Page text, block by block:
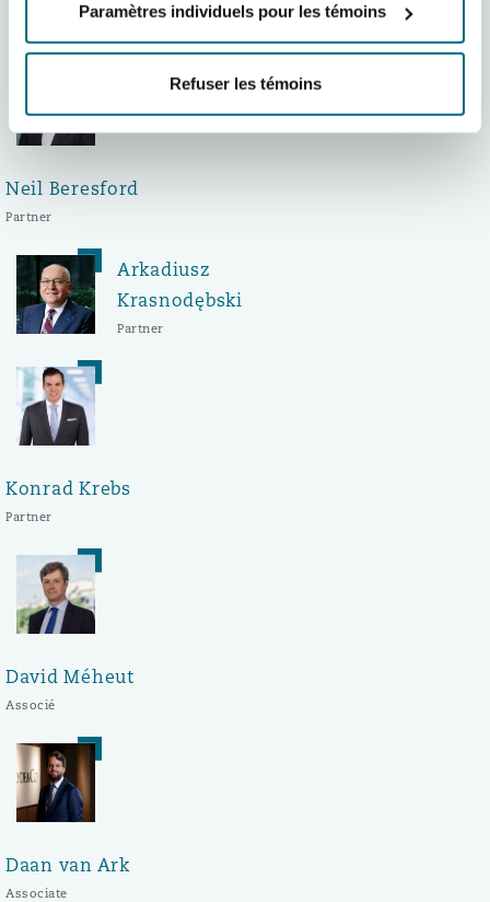
Paramètres individuels pour les témoins
Refuser les témoins
Neil Beresford
Partner
Arkadiusz
Krasnodębski
Partner
Konrad Krebs
Partner
David Méheut
Associé
Daan van Ark
Associate